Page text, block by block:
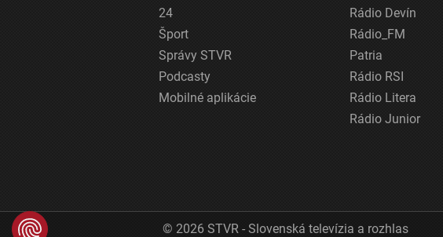
24
Šport
Správy STVR
Podcasty
Mobilné aplikácie
Rádio Devín
Rádio_FM
Patria
Rádio RSI
Rádio Litera
Rádio Junior
© 2026 STVR - Slovenská televízia a rozhlas